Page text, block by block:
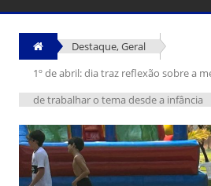
Destaque,Geral
1º de abril: dia traz reflexão sobre a
de trabalhar o tema desde a infância